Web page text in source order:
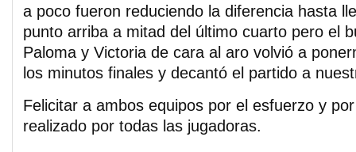
a poco fueron reduciendo la diferencia hasta
punto arriba a mitad del último cuarto pero el
Paloma y Victoria de cara al aro volvió a
los minutos finales y decantó el partido a
Felicitar a ambos equipos por el esfuerzo y
realizado por todas las jugadoras.